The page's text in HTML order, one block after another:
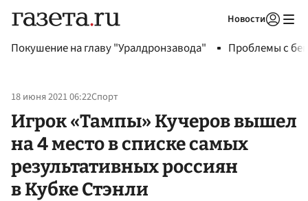
Новости
Покушение на главу "Уралдронзавода" Проблемы с
18 июня 2021 06:22Спорт
Игрок «Тампы» Кучеров вышел
на 4 место в списке самых
результативных россиян
в Кубке Стэнли